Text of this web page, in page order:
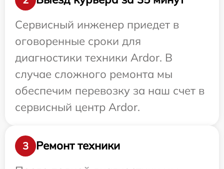
Сервисный инженер приедет в
оговоренные сроки для
диагностики техники Ardor. В
случае сложного ремонта мы
обеспечим перевозку за наш счет в
сервисный центр Ardor.
3
Ремонт техники